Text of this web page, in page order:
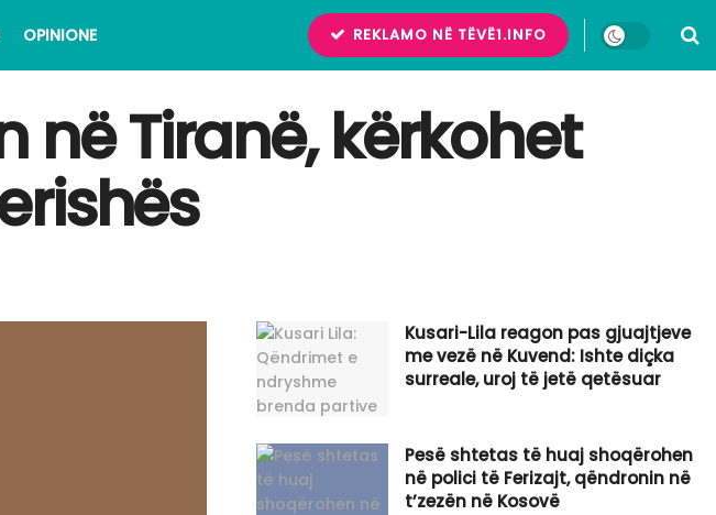
OPINIONE REKLAMO NË TËVË1.INFO
në Tiranë, kërkohet
Kusari-Lila reagon pas gjuajtjeve
me vezë në Kuvend: Ishte diçka
surreale, uroj të jetë qetësuar
Pesë shtetas të huaj shoqërohen
në polici të Ferizajt, qëndronin në
t’zezën në Kosovë